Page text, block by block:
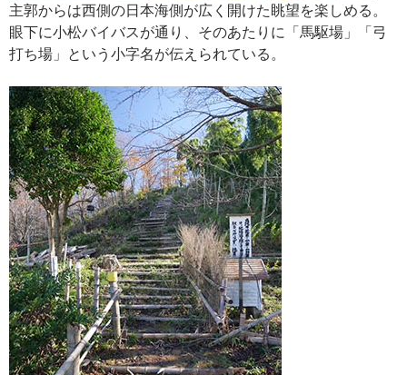
主郭からは西側の日本海側が広く開けた眺望を楽しめる。
眼下に小松バイバスが通り、そのあたりに「馬駆場」「弓
打ち場」という小字名が伝えられている。